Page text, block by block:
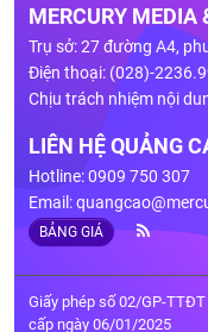
MERCURY MEDIA
Trụ sở: 27 đường A4,
Điện thoại: (028)-
Chịu trách nhiệm nội
LIÊN HỆ QUẢNG
Hotline: 0909 750 307
Email:
BẢNG GIÁ
Giấy phép số 02/GP-
cấp ngày 06/01/2025